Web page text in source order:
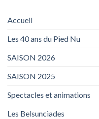
Accueil
Les 40 ans du Pied Nu
SAISON 2026
SAISON 2025
Spectacles et animations
Les Belsunciades